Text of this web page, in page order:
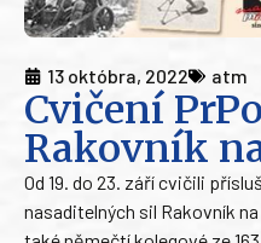
13 októbra, 2022 atm
Cvičení
Rakovník
Od 19. do 23. září cvičili
nasaditelných sil Rakovník